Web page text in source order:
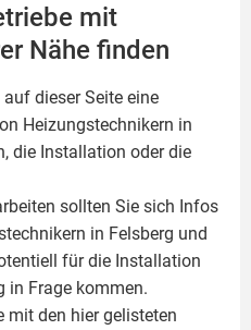
mit
Nähe finden
dieser Seite eine
Heizungstechnikern in
die Installation oder die
sollten Sie sich Infos
in Felsberg und
für die Installation
in Frage kommen.
mit den hier gelisteten